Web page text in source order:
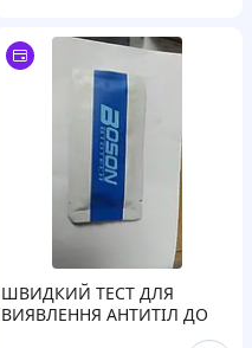
ШВИДКИЙ ТЕСТ ДЛЯ
ВИЯВЛЕННЯ АНТИТІЛ ДО